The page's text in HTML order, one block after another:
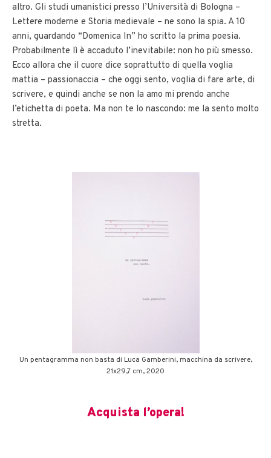
altro. Gli studi umanistici presso l’Università di Bologna –
Lettere moderne e Storia medievale – ne sono la spia. A 10
anni, guardando “Domenica In” ho scritto la prima poesia.
Probabilmente lì è accaduto l’inevitabile: non ho più smesso.
Ecco allora che il cuore dice soprattutto di quella voglia
mattia – passionaccia – che oggi sento, voglia di fare arte, di
scrivere, e quindi anche se non la amo mi prendo anche
l’etichetta di poeta. Ma non te lo nascondo: me la sento molto
stretta.
Un pentagramma non basta di Luca Gamberini, macchina da scrivere,
21x29,7 cm, 2020
Acquista l’opera!